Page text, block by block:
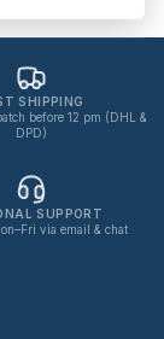
SHIPPING
before 12 pm (DHL &
DPD)
SUPPORT
via email & chat